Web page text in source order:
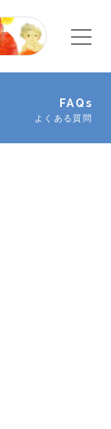
FAQs
よくある質問